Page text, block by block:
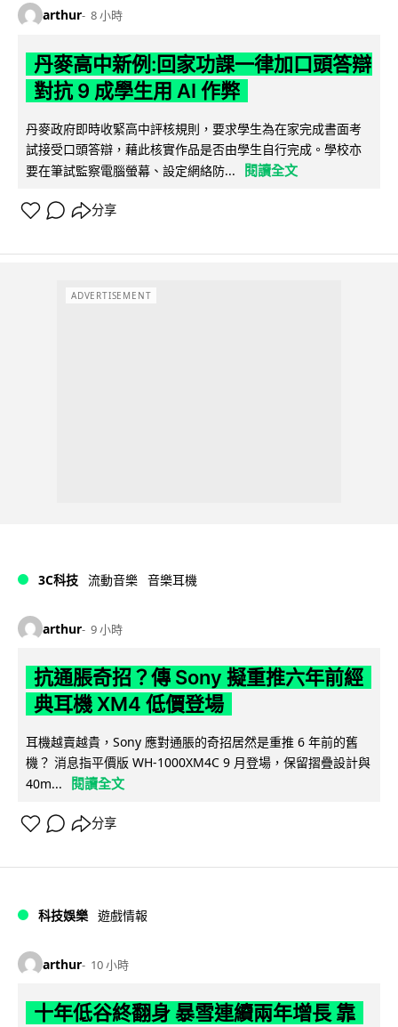
arthur 8 小時
丹麥高中新例:回家功課一律加口頭答辯
對抗 9 成學生用 AI 作弊
丹麥政府即時收緊高中評核規則，要求學生為在家完成書面考
試接受口頭答辯，藉此核實作品是否由學生自行完成。學校亦
要在筆試監察電腦螢幕、設定網絡防...
閱讀全文
分享
ADVERTISEMENT
3C科技 流動音樂 音樂耳機
arthur 9 小時
抗通脹奇招？傳 Sony 擬重推六年前經
典耳機 XM4 低價登場
耳機越賣越貴，Sony 應對通脹的奇招居然是重推 6 年前的舊
機？ 消息指平價版 WH-1000XM4C 9 月登場，保留摺疊設計與
40m...
閱讀全文
分享
科技娛樂 遊戲情報
arthur 10 小時
十年低谷終翻身 暴雪連續兩年增長 靠